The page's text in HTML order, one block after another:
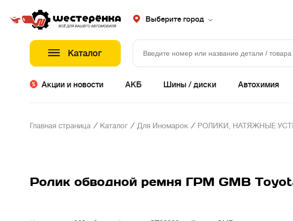
Выберите город
Каталог
Акции и новости АКБ Шины / диски Автохимия
Главная страница / Каталог / Для Иномарок / РОЛИКИ, НАТЯЖНЫЕ
Ролик обводной ремня ГРМ GMB